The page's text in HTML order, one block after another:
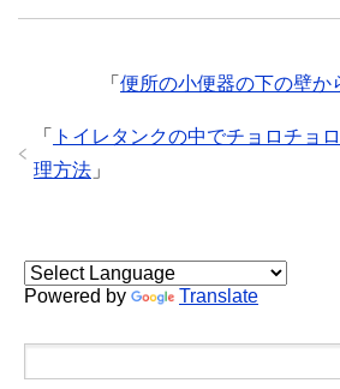
「 便所の小便器の下の壁か
「
トイレタンクの中でチョロチョ
理方法 」
Powered by Translate